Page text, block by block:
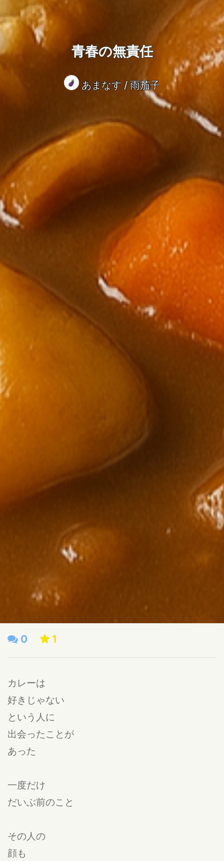
青春の無責任
あまなす / 雨茄子
0 1
カレーは
好きじゃない
という人に
出会ったことが
あった
一度だけ
だいぶ前のこと
その人の
顔も